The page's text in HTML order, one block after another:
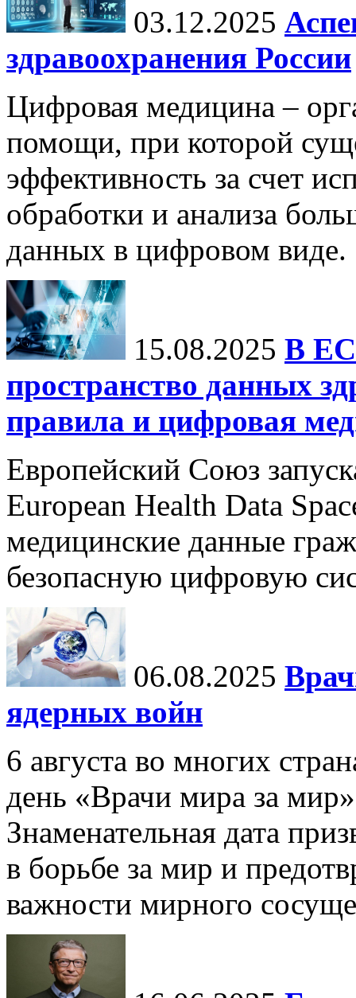
03.12.2025
здравоохранения России
Цифровая медицина –
помощи, при которой
эффективность за счет
обработки и анализа
данных в цифровом виде.
15.08.2025 В ЕС
пространство данных
правила и цифровая
Европейский Союз
European Health Data
медицинские данные
безопасную цифровую
06.08.2025
ядерных войн
6 августа во многих
день «Врачи мира за
Знаменательная дата
в борьбе за мир и
важности мирного